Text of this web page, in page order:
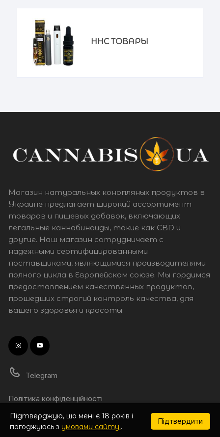
HHC ТОВАРЫ
Магазин натуральных конопляных продуктов в
Украине предлагает широкий ассортимент
товаров и пищевых добавок, включающих
легальные каннабиноиды, такие как CBD и
другие. Наш магазин сотрудничает с
надежными сертифицированными
поставщиками, являющимися производителями
полного цикла в Европейском союзе. Мы гордимся
предоставлением качественных продуктов,
прошедших строгий контроль качества, для
вашего здоровья и красоты.
Telegram
Політика конфіденційності
Підтверджую, що мені є 18 років і
погоджуюсь з умовами сайту..
Підтвердити